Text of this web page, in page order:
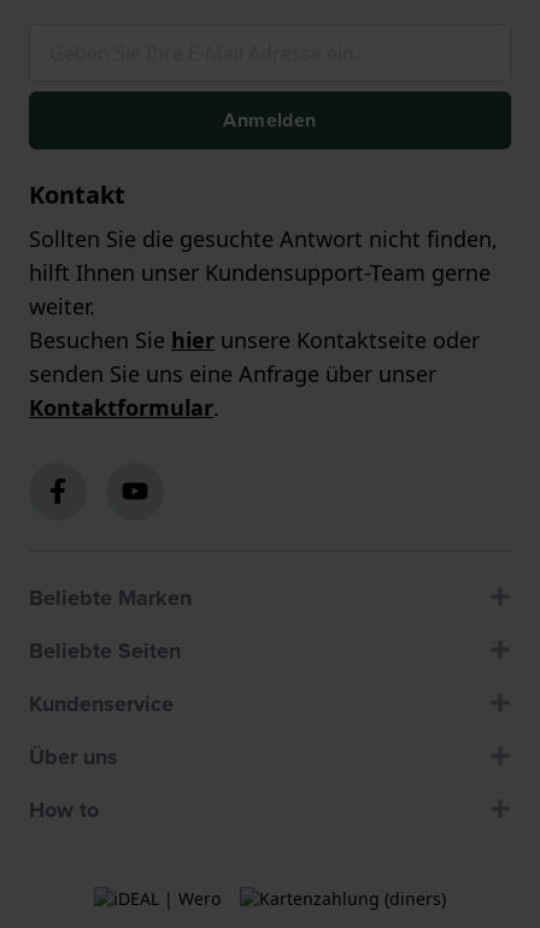
Anmelden
Kontakt
Sollten Sie die gesuchte Antwort nicht finden,
hilft Ihnen unser Kundensupport-Team gerne
weiter.
Besuchen Sie hier unsere Kontaktseite oder
senden Sie uns eine Anfrage über unser
Kontaktformular.
Beliebte Marken
Beliebte Seiten
Kundenservice
Über uns
How to